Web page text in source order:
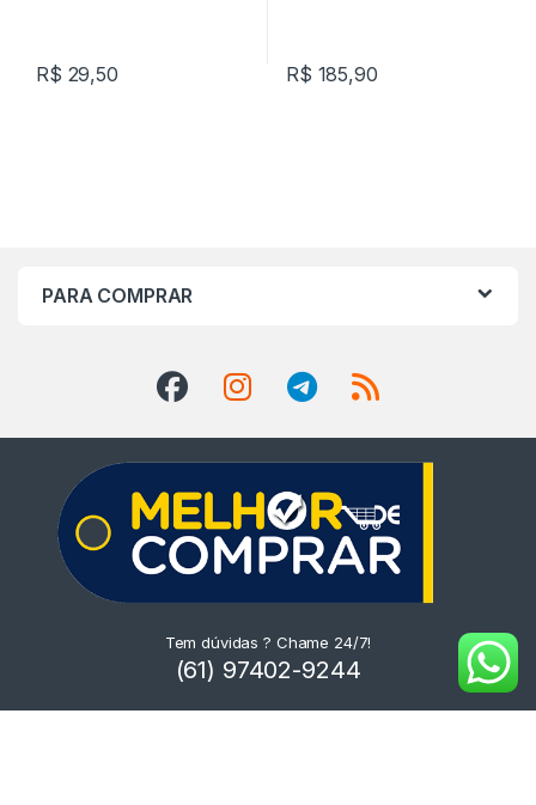
R$ 29,50 R$ 185,90
PARA COMPRAR
Tem dúvidas ? Chame 24/7!
(61) 97402-9244